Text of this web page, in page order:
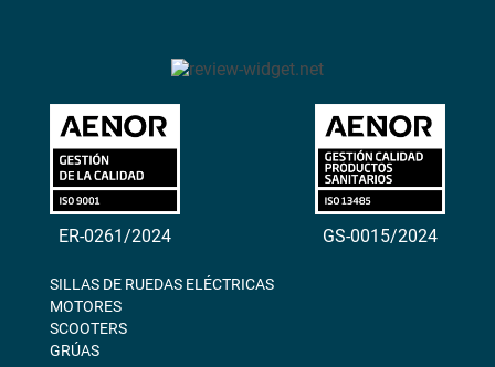
ER-0261/2024 GS-0015/2024
SILLAS DE RUEDAS ELÉCTRICAS
MOTORES
SCOOTERS
GRÚAS